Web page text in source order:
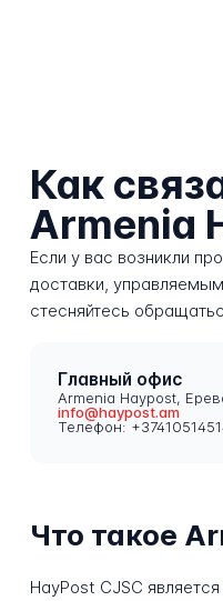
Как
Armenia
Если у вас возникли
доставки,
стесняйтесь
Главный офис
Armenia Haypost,
info@haypost.am
Телефон:
Что такое
HayPost CJSC